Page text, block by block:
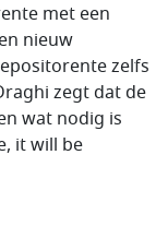
met een
nieuw
zelfs
zegt dat de
wat nodig is
it will be